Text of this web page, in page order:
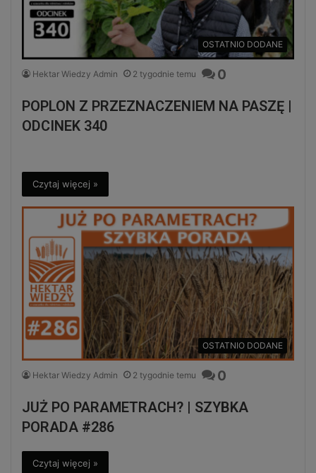
OSTATNIO DODANE
Hektar Wiedzy Admin 2 tygodnie temu 0
POPLON Z PRZEZNACZENIEM NA PASZĘ |
ODCINEK 340
Czytaj więcej »
OSTATNIO DODANE
Hektar Wiedzy Admin 2 tygodnie temu 0
JUŻ PO PARAMETRACH? | SZYBKA
PORADA #286
Czytaj więcej »